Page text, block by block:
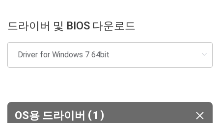
드라이버 및 BIOS 다운로드
OS용 드라이버 (1 )